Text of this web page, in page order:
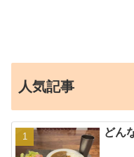
人気記事
どん